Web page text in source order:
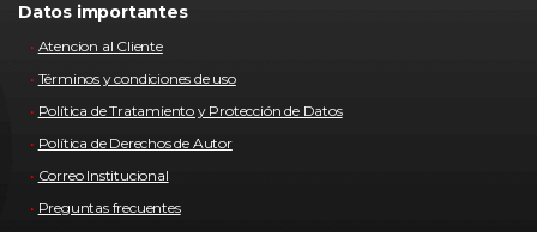
Datos importantes
Atencion al Cliente
Términos y condiciones de uso
Política de Tratamiento y Protección de Datos
Política de Derechos de Autor
Correo Institucional
Preguntas frecuentes